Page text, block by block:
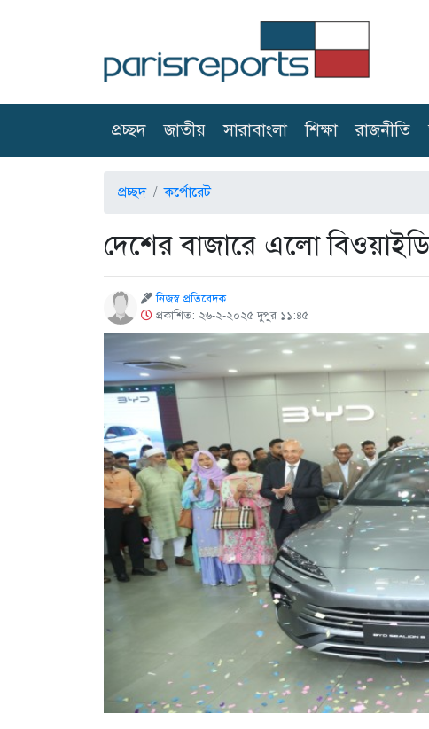
প্রচ্ছদ(current)
জাতীয় সারাবাংলা শিক্ষা রাজনীতি
প্রচ্ছদ কর্পোরেট
দেশের বাজারে এলো
নিজস্ব প্রতিবেদক
প্রকাশিত: ২৬-২-২০২৫ দুপুর ১১:৪৫